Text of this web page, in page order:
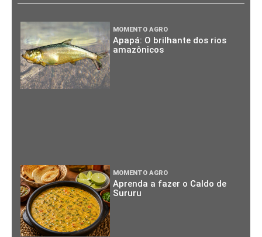
MOMENTO AGRO
Apapá: O brilhante dos rios
amazônicos
MOMENTO AGRO
Aprenda a fazer o Caldo de
Sururu